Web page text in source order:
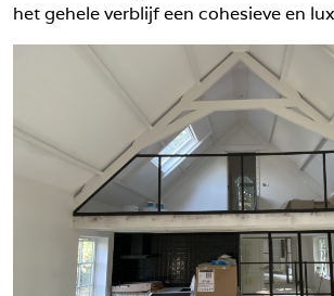
het gehele verblijf een cohesieve en